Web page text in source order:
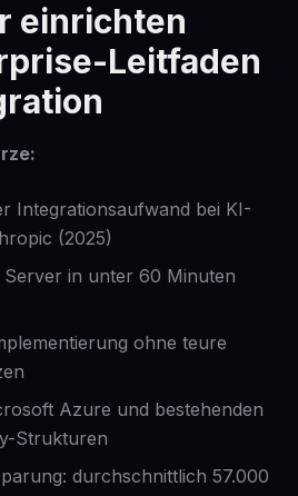
einrichten
Leitfaden
Integrationsaufwand bei KI-
(2025)
in unter 60 Minuten
ohne teure
Azure und bestehenden
Strukturen
durchschnittlich 57.000